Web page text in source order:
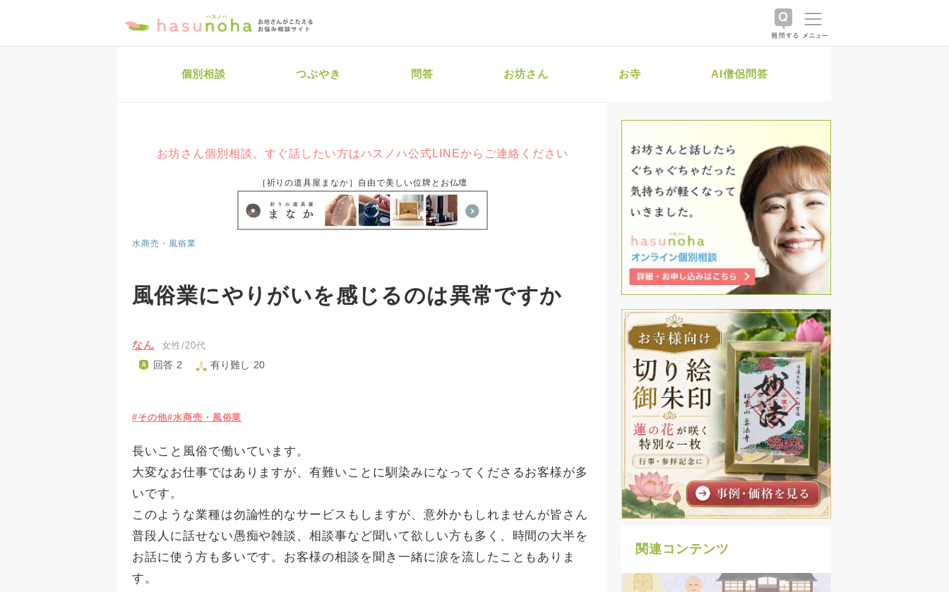
個別相談 つぶやき 問答 お坊さん お寺 AI僧侶問答
お坊さん個別相談。すぐ話したい方はハスノハ公式LINEからご連絡ください
［祈りの道具屋まなか］自由で美しい位牌とお仏壇
水商売・風俗業
風俗業にやりがいを感じるのは異常ですか
なん 女性/20代
回答 2 有り難し 20
#その他#水商売・風俗業
長いこと風俗で働いています。
大変なお仕事ではありますが、有難いことに馴染みになってくださるお客様が多
いです。
このような業種は勿論性的なサービスもしますが、意外かもしれませんが皆さん
普段人に話せない愚痴や雑談、相談事など聞いて欲しい方も多く、時間の大半を
お話に使う方も多いです。お客様の相談を聞き一緒に涙を流したこともありま
す。
関連コンテンツ